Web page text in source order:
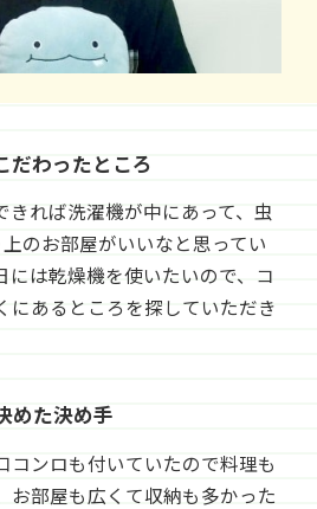
だわったところ
きれば洗濯機が中にあって、虫
のお部屋がいいなと思ってい
には乾燥機を使いたいので、コ
にあるところを探していただき
めた決め手
コンロも付いていたので料理も
お部屋も広くて収納も多かった